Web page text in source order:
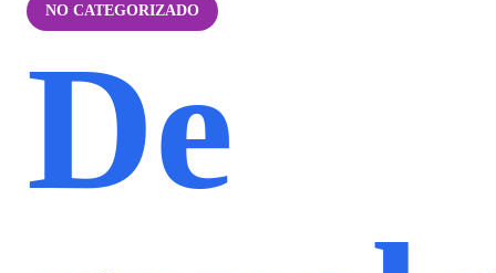
NO CATEGORIZADO
De